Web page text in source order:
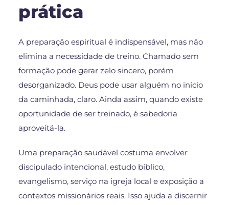
prática
A preparação espiritual é indispensável, mas não
elimina a necessidade de treino. Chamado sem
formação pode gerar zelo sincero, porém
desorganizado. Deus pode usar alguém no início
da caminhada, claro. Ainda assim, quando existe
oportunidade de ser treinado, é sabedoria
aproveitá-la.
Uma preparação saudável costuma envolver
discipulado intencional, estudo bíblico,
evangelismo, serviço na igreja local e exposição a
contextos missionários reais. Isso ajuda a discernir